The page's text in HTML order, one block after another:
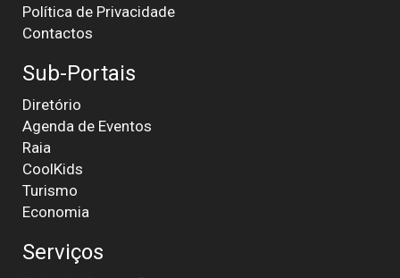
Política de Privacidade
Contactos
Sub-Portais
Diretório
Agenda de Eventos
Raia
CoolKids
Turismo
Economia
Serviços